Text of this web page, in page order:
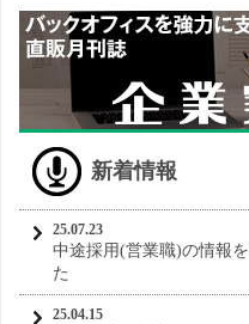
新着情報
25.07.23
中途採用(営業職)の情報
た
25.04.15